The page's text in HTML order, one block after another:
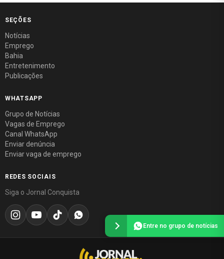
SEÇÕES
Notícias
Emprego
Bahia
Entretenimento
Publicações
WHATSAPP
Grupo de Notícias
Vagas de Emprego
Canal WhatsApp
Enviar denúncia
Enviar vaga de emprego
REDES SOCIAIS
Siga o Jornal Conquista
Entre no grupo de notícias